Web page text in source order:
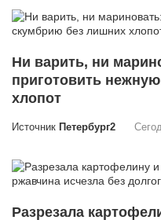
Ни варить, ни
приготовить
хлопот
Источник Петербург2
Разрезала